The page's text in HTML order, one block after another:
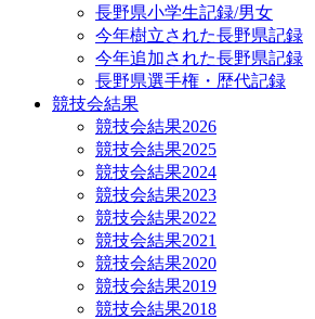
長野県小学生記録/男女
今年樹立された長野県記録
今年追加された長野県記録
長野県選手権・歴代記録
競技会結果
競技会結果2026
競技会結果2025
競技会結果2024
競技会結果2023
競技会結果2022
競技会結果2021
競技会結果2020
競技会結果2019
競技会結果2018